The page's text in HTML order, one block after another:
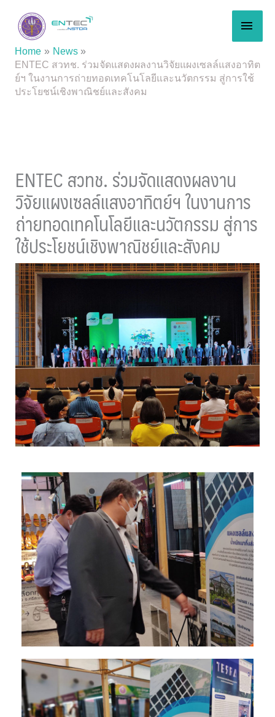
content
Home
News
ENTEC สวทช. ร่วมจัดแสดงผลงานวิจัยแผงเซลล์แสงอาทิต
ย์ฯ ในงานการถ่ายทอดเทคโนโลยีและนวัตกรรม สู่การใช้
ประโยชน์เชิงพาณิชย์และสังคม
ENTEC สวทช. ร่วมจัดแสดงผลงาน
วิจัยแผงเซลล์แสงอาทิตย์ฯ ในงานการ
ถ่ายทอดเทคโนโลยีและนวัตกรรม สู่การ
ใช้ประโยชน์เชิงพาณิชย์และสังคม